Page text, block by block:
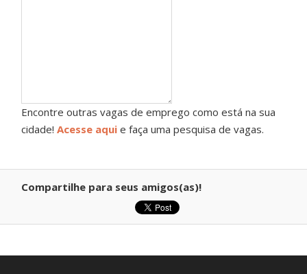
Encontre outras vagas de emprego como está na sua
cidade!Acesse aqui e faça uma pesquisa de vagas.
Compartilhe para seus amigos(as)!